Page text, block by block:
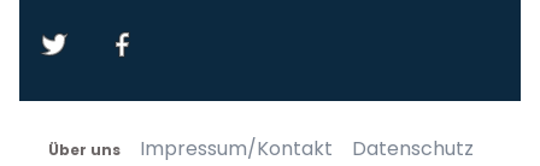
Über uns Impressum/Kontakt
Datenschutz